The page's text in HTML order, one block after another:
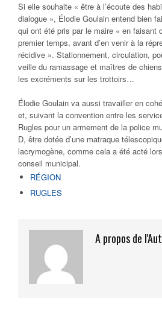
Si elle souhaite « être à l’écoute des
dialogue », Élodie Goulain entend bien
qui ont été pris par le maire « en faisant
premier temps, avant d’en venir à la
récidive ». Stationnement, circulation,
veille du ramassage et maîtres de
les excréments sur les trottoirs…
Élodie Goulain va aussi travailler en
et, suivant la convention entre les
Rugles pour un armement de la police
D, être dotée d’une matraque
lacrymogène, comme cela a été acté
conseil municipal.
RÉGION
RUGLES
A propos de